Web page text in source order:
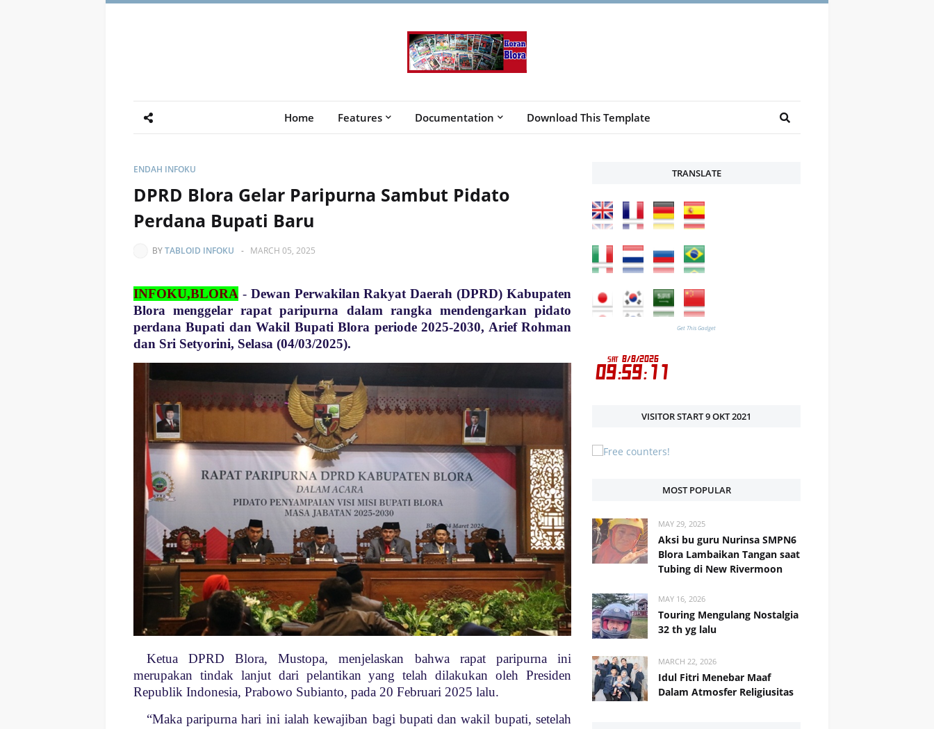
Home Features Documentation Download This Template
ENDAH INFOKU
DPRD Blora Gelar Paripurna Sambut Pidato
Perdana Bupati Baru
BYTABLOID INFOKU - MARCH 05, 2025
INFOKU,BLORA - Dewan Perwakilan Rakyat Daerah (DPRD) Kabupaten
Blora menggelar rapat paripurna dalam rangka mendengarkan pidato
perdana Bupati dan Wakil Bupati Blora periode 2025-2030, Arief Rohman
dan Sri Setyorini, Selasa (04/03/2025).
Ketua DPRD Blora, Mustopa, menjelaskan bahwa rapat paripurna ini
merupakan tindak lanjut dari pelantikan yang telah dilakukan oleh Presiden
Republik Indonesia, Prabowo Subianto, pada 20 Februari 2025 lalu.
“Maka paripurna hari ini ialah kewajiban bagi bupati dan wakil bupati, setelah
TRANSLATE
Get This Gadget
VISITOR START 9 OKT 2021
MOST POPULAR
MAY 29, 2025
Aksi bu guru Nurinsa SMPN6
Blora Lambaikan Tangan saat
Tubing di New Rivermoon
MAY 16, 2026
Touring Mengulang Nostalgia
32 th yg lalu
MARCH 22, 2026
Idul Fitri Menebar Maaf
Dalam Atmosfer Religiusitas